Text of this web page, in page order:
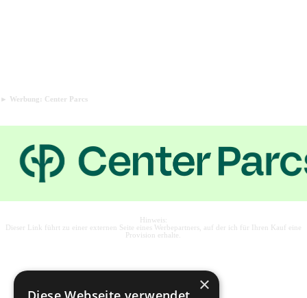
► Werbung: Center Parcs
Hinweis:
Dieser Link führt zu einer externen Seite eines Werbepartners, auf der ich für Ihren Kauf eine
Provision erhalte.
×